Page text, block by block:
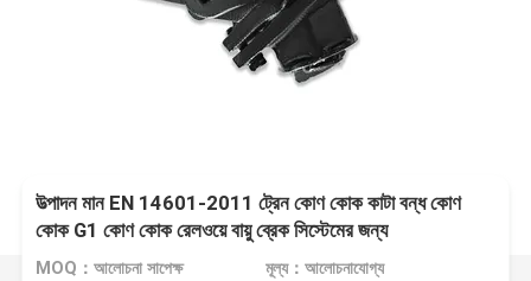
উত্পাদন মান EN 14601-2011 ট্রেন কোণ কোক কাটা বন্ধ কোণ
কোক G1 কোণ কোক রেলওয়ে বায়ু ব্রেক সিস্টেমের জন্য
MOQ：আলোচনা সাপেক্ষ মূল্য：আলোচনাযোগ্য